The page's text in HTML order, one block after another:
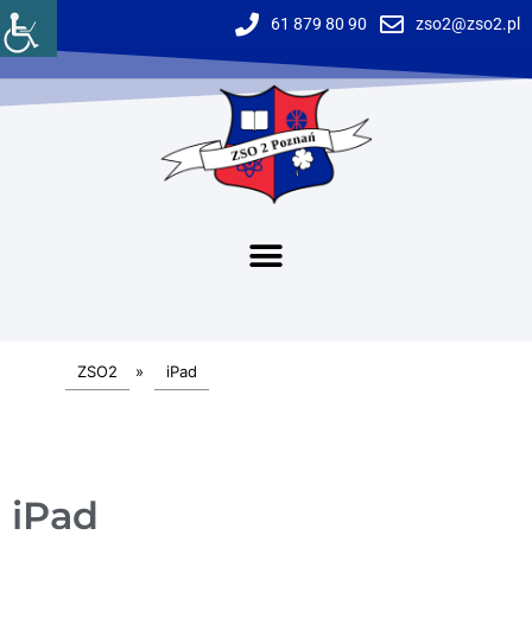
61 879 80 90 zso2@zso2.pl
ZSO2 » iPad
iPad